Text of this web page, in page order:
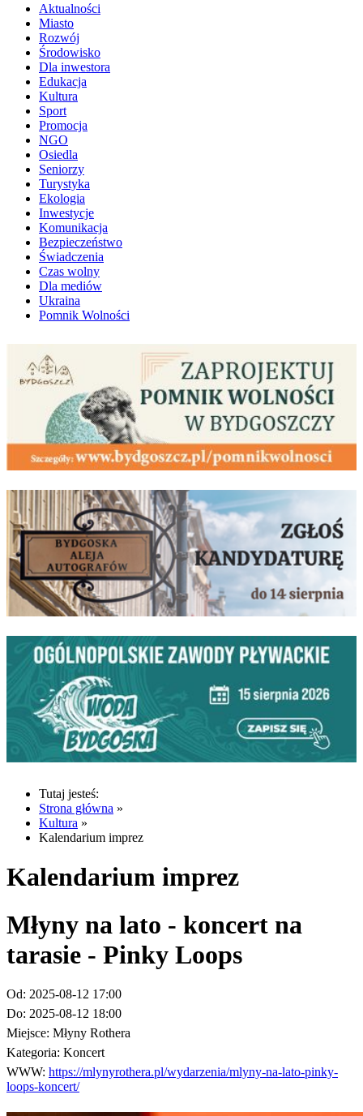
Aktualności
Miasto
Rozwój
Środowisko
Dla inwestora
Edukacja
Kultura
Sport
Promocja
NGO
Osiedla
Seniorzy
Turystyka
Ekologia
Inwestycje
Komunikacja
Bezpieczeństwo
Świadczenia
Czas wolny
Dla mediów
Ukraina
Pomnik Wolności
Tutaj jesteś:
Strona główna »
Kultura »
Kalendarium imprez
Kalendarium imprez
Młyny na lato - koncert na
tarasie - Pinky Loops
Od: 2025-08-12 17:00
Do: 2025-08-12 18:00
Miejsce: Młyny Rothera
Kategoria: Koncert
WWW: https://mlynyrothera.pl/wydarzenia/mlyny-na-lato-pinky-
loops-koncert/